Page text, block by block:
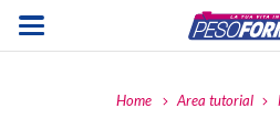
Home Area tutorial